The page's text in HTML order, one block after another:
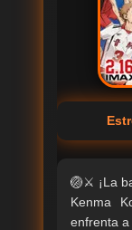
🏐⚔️ ¡La
Kenma
enfrenta a